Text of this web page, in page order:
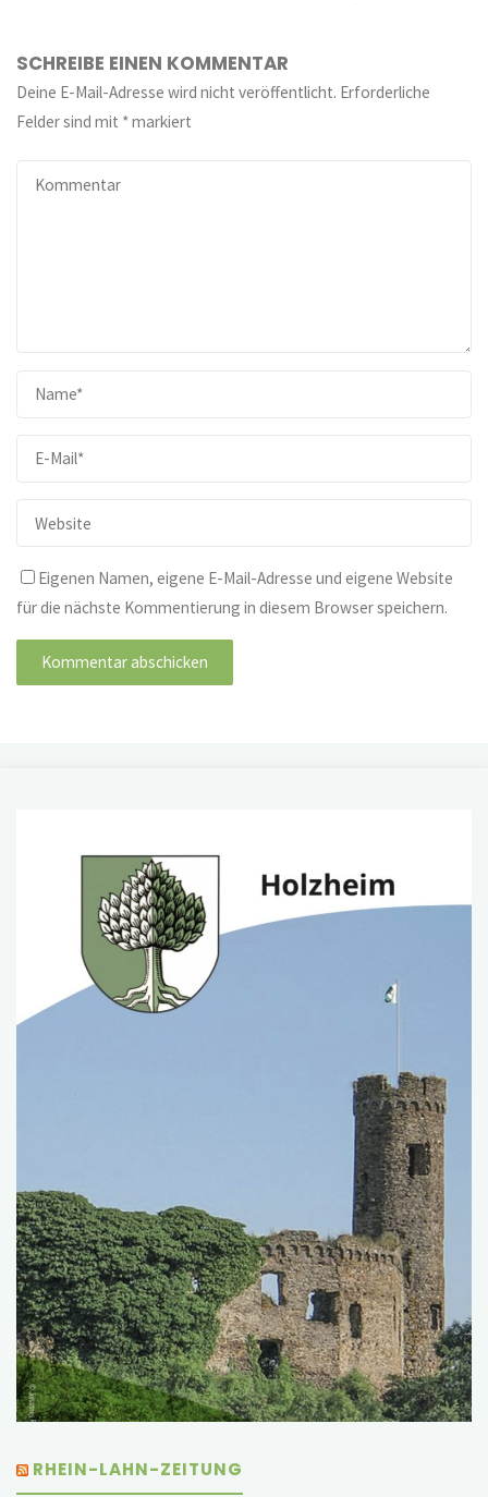
SCHREIBE EINEN KOMMENTAR
Deine E-Mail-Adresse wird nicht veröffentlicht. Erforderliche
Felder sind mit *markiert
Eigenen Namen, eigene E-Mail-Adresse und eigene Website
für die nächste Kommentierung in diesem Browser speichern.
RHEIN-LAHN-ZEITUNG